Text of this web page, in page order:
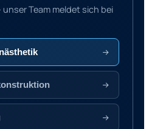
Team meldet sich bei